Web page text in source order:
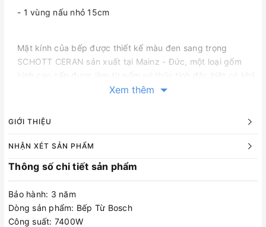
- 1 vùng nấu nhỏ 15cm
Mặt kính của bếp được thiết kế màu đen sang trọng
SCHOTT CERAN sản xuất tại Mainz - Đức, một loại gốm
năng chịu lực, chịu nhiệt và khả năng va đập tốt, chống lại
không chứa các kim loại nặng độc hại asen và antimon rất
+ Vùng nấu 32 cm khổng lồ: để nấu ăn với các nồi, chảo có
kích thước lớn.
+ Chức năng Sprint giảm thời gian làm nóng lên đến 50%.
Xem thêm
GIỚI THIỆU
NHẬN XÉT SẢN PHẨM
Thông số chi tiết sản phẩm
Bảo hành: 3 năm
Dòng sản phẩm: Bếp Từ Bosch
Công suất: 7400W